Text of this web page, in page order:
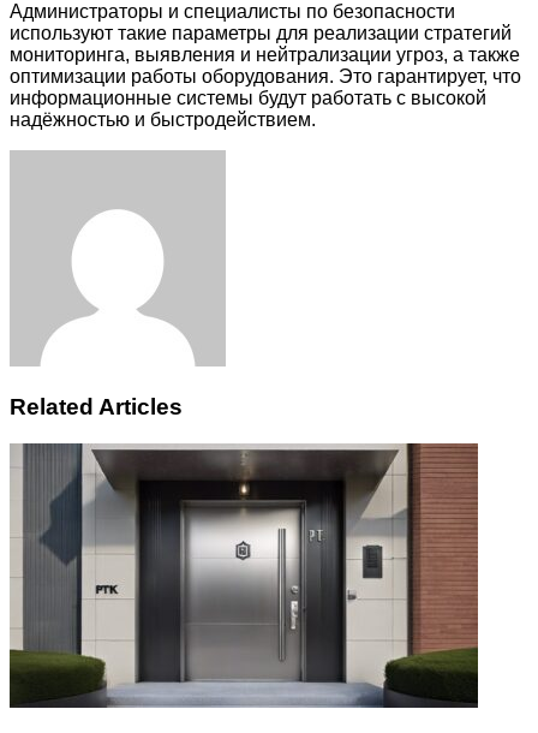
Администраторы и специалисты по безопасности
используют такие параметры для реализации стратегий
мониторинга, выявления и нейтрализации угроз, а также
оптимизации работы оборудования. Это гарантирует, что
информационные системы будут работать с высокой
надёжностью и быстродействием.
Related Articles